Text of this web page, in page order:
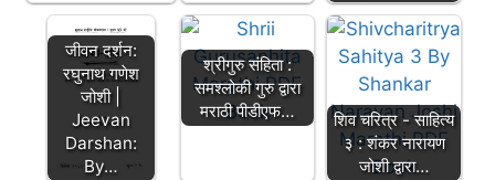
जीवन दर्शन:
रघुनाथ गणेश
जोशी |
Jeevan
Darshan:
By…
श्रीगुरु संहिता :
समश्लोकी गुरु द्वारा
मराठी पीडीएफ…
शिव चरित्र - साहित्य
३ : शंकर नारायण
जोशी द्वारा…